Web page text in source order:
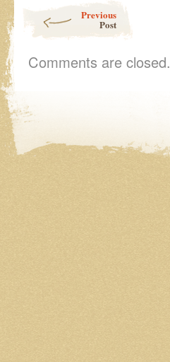
Previous
Post
Comments are closed.